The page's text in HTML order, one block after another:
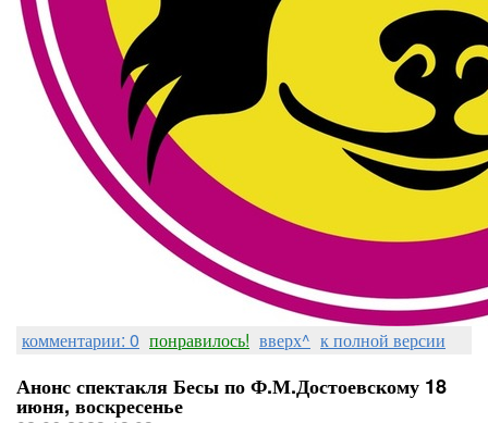
комментарии: 0 понравилось! вверх^ к полной версии
Анонс спектакля Бесы по Ф.М.Достоевскому 18
июня, воскресенье